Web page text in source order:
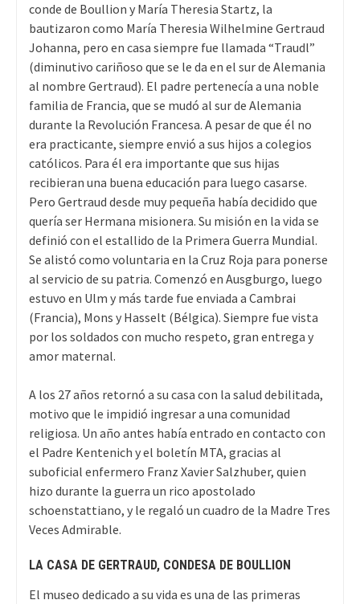
conde de Boullion y María Theresia Startz, la
bautizaron como María Theresia Wilhelmine Gertraud
Johanna, pero en casa siempre fue llamada “Traudl”
(diminutivo cariñoso que se le da en el sur de Alemania
al nombre Gertraud). El padre pertenecía a una noble
familia de Francia, que se mudó al sur de Alemania
durante la Revolución Francesa. A pesar de que él no
era practicante, siempre envió a sus hijos a colegios
católicos. Para él era importante que sus hijas
recibieran una buena educación para luego casarse.
Pero Gertraud desde muy pequeña había decidido que
quería ser Hermana misionera. Su misión en la vida se
definió con el estallido de la Primera Guerra Mundial.
Se alistó como voluntaria en la Cruz Roja para ponerse
al servicio de su patria. Comenzó en Ausgburgo, luego
estuvo en Ulm y más tarde fue enviada a Cambrai
(Francia), Mons y Hasselt (Bélgica). Siempre fue vista
por los soldados con mucho respeto, gran entrega y
amor maternal.
A los 27 años retornó a su casa con la salud debilitada,
motivo que le impidió ingresar a una comunidad
religiosa. Un año antes había entrado en contacto con
el Padre Kentenich y el boletín MTA, gracias al
suboficial enfermero Franz Xavier Salzhuber, quien
hizo durante la guerra un rico apostolado
schoenstattiano, y le regaló un cuadro de la Madre Tres
Veces Admirable.
LA CASA DE GERTRAUD, CONDESA DE BOULLION
El museo dedicado a su vida es una de las primeras